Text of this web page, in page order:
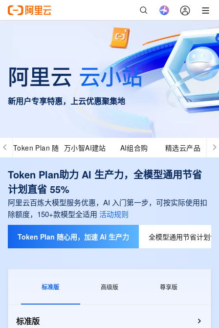
新用户专享特惠，上云优惠聚集地
Token Plan 随 万小智AI建站 AI组合购 精选云产品
Token Plan助力 AI 生产力，全模型通用节省
计划直省 55%
阿里云百炼大模型服务优惠，AI 入门第一步，可按实际使用扣
除额度，150+款模型全适用 活动规则
Token Plan 随心用，加速 AI 生产力 全模型通用节省计划
标准版 高级版 尊享版
标准版